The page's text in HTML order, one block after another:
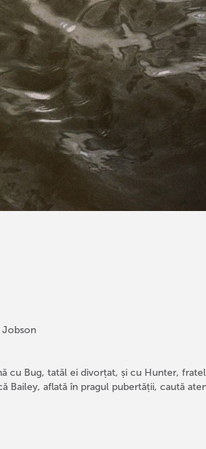
cu Bug, tatăl ei divorțat, și cu Hunter,
Bailey, aflată în pragul pubertății, caută